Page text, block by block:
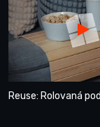
Reuse: Rolovaná